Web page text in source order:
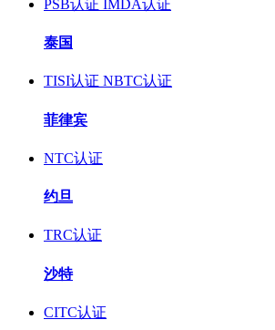
PSB认证 IMDA认证
泰国
TISI认证 NBTC认证
菲律宾
NTC认证
约旦
TRC认证
沙特
CITC认证